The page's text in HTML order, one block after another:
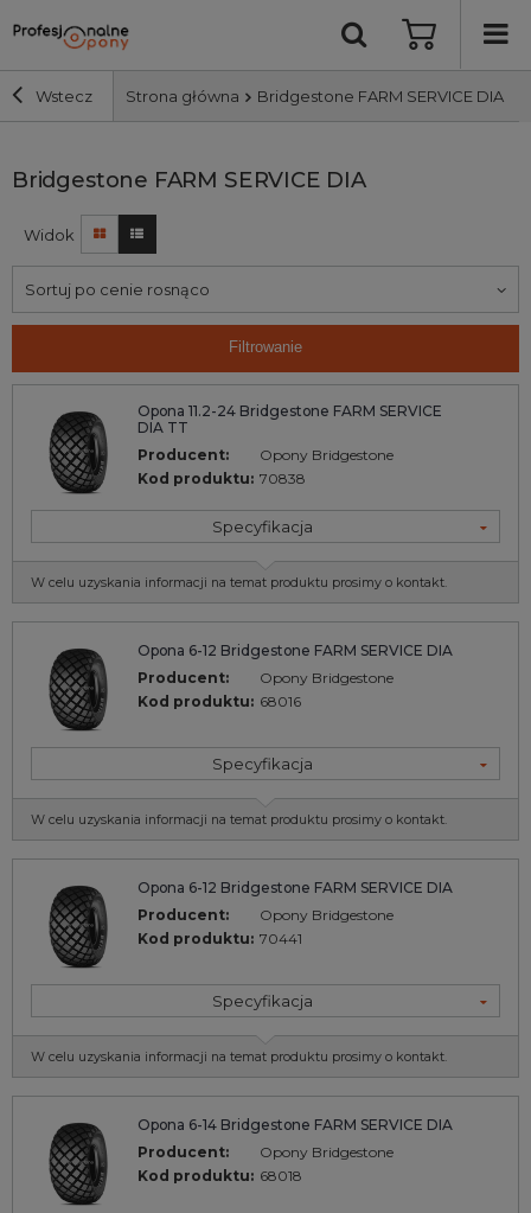
Wstecz Strona główna Bridgestone FARM SERVICE DIA
Szerokość i profil
Średnica
Producent
Nośność
Bridgestone FARM SERVICE DIA
Widok
Sortuj po cenie rosnąco
Filtrowanie
Opona 11.2-24 Bridgestone FARM SERVICE
DIA TT
Producent:
Opony Bridgestone
Kod produktu: 70838
Specyfikacja
W celu uzyskania informacji na temat produktu prosimy o kontakt.
Opona 6-12 Bridgestone FARM SERVICE DIA
Producent:
Opony Bridgestone
Kod produktu: 68016
Specyfikacja
W celu uzyskania informacji na temat produktu prosimy o kontakt.
Opona 6-12 Bridgestone FARM SERVICE DIA
Producent:
Opony Bridgestone
Kod produktu: 70441
Specyfikacja
W celu uzyskania informacji na temat produktu prosimy o kontakt.
Opona 6-14 Bridgestone FARM SERVICE DIA
Producent:
Opony Bridgestone
Kod produktu: 68018